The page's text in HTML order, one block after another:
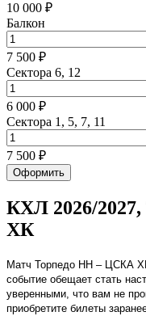
10 000 ₽
Балкон
7 500 ₽
Сектора 6, 12
6 000 ₽
Сектора 1, 5, 7, 11
7 500 ₽
Оформить
КХЛ 2026/
ХК
Матч Торпедо НН – ЦСКА
событие обещает стать
уверенными, что вам не
приобретите билеты